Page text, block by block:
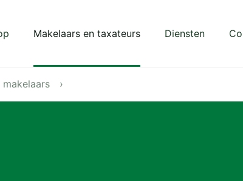
Makelaars en taxateurs Diensten